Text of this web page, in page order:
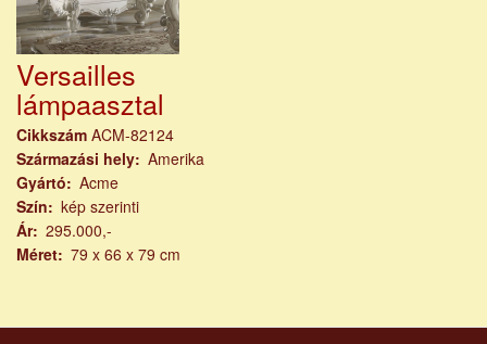
Versailles
lámpaasztal
Cikkszám ACM-82124
Származási hely Amerika
Gyártó
Acme
Szín
kép szerinti
Ár 295.000,-
Méret 79 x 66 x 79 cm